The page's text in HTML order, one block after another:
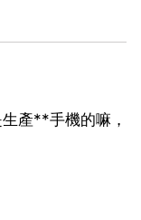
產**手機的嘛，